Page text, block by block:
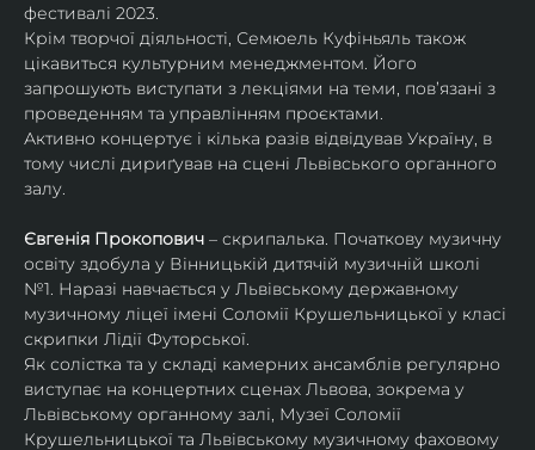
фестивалі 2023.
Крім творчої діяльності, Семюель Куфіньяль також
цікавиться культурним менеджментом. Його
запрошують виступати з лекціями на теми, пов’язані з
проведенням та управлінням проєктами.
Активно концертує і кілька разів відвідував Україну, в
тому числі дириґував на сцені Львівського органного
залу.
Євгенія Прокопович – скрипалька. Початкову музичну
освіту здобула у Вінницькій дитячій музичній школі
№1. Наразі навчається у Львівському державному
музичному ліцеї імені Соломії Крушельницької у класі
скрипки Лідії Футорської.
Як солістка та у складі камерних ансамблів регулярно
виступає на концертних сценах Львова, зокрема у
Львівському органному залі, Музеї Соломії
Крушельницької та Львівському музичному фаховому